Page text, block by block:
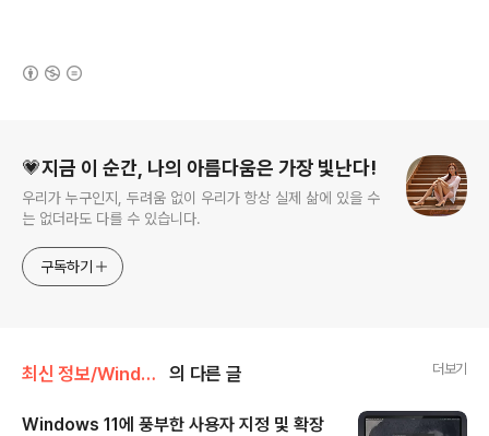
💗지금 이 순간, 나의 아름다움은 가장 빛난다!
우리가 누구인지, 두려움 없이 우리가 항상 실제 삶에 있을 수
는 없더라도 다를 수 있습니다.
구독하기
최신 정보/Windows 의 다른 글 더보기
Windows 11에 풍부한 사용자 지정 및 확장